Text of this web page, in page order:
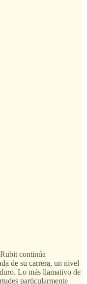
continúa
de su carrera, un nivel
Lo más llamativo de
particularmente